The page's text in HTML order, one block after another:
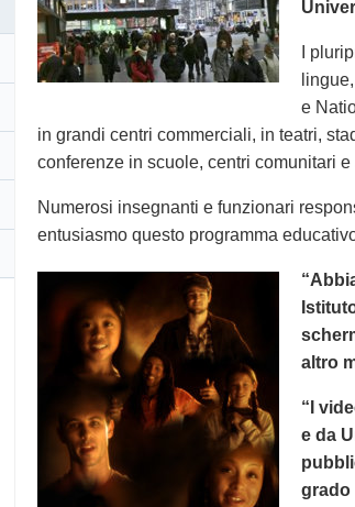
I
e
in grandi centri commerciali, in teatri,
conferenze in scuole, centri comunitari
Numerosi insegnanti e funzionari
entusiasmo questo programma
altro
“I
e da
grado